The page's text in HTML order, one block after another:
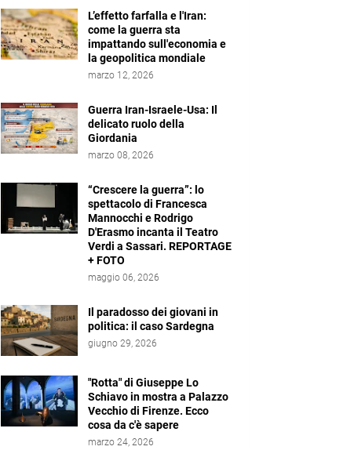
L’effetto farfalla e l'Iran:
come la guerra sta
impattando sull'economia e
la geopolitica mondiale
marzo 12, 2026
Guerra Iran-Israele-Usa: Il
delicato ruolo della
Giordania
marzo 08, 2026
“Crescere la guerra”: lo
spettacolo di Francesca
Mannocchi e Rodrigo
D'Erasmo incanta il Teatro
Verdi a Sassari. REPORTAGE
+ FOTO
maggio 06, 2026
Il paradosso dei giovani in
politica: il caso Sardegna
giugno 29, 2026
"Rotta" di Giuseppe Lo
Schiavo in mostra a Palazzo
Vecchio di Firenze. Ecco
cosa da c'è sapere
marzo 24, 2026